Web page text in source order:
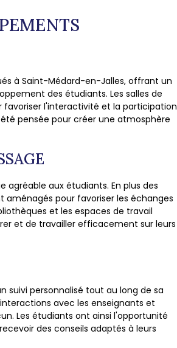
à Saint-Médard-en-Jalles, offrant un
des étudiants. Les salles de
favoriser l'interactivité et la participation
pensée pour créer une atmosphère
aux étudiants. En plus des
aménagés pour favoriser les échanges
et les espaces de travail
et de travailler efficacement sur leurs
suivi personnalisé tout au long de sa
avec les enseignants et
Les étudiants ont ainsi l'opportunité
des conseils adaptés à leurs